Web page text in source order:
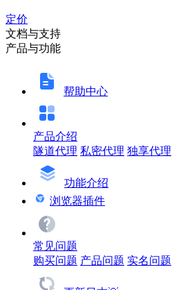
定价
文档与支持
产品与功能
帮助中心
产品介绍
隧道代理 私密代理 独享代理
功能介绍
浏览器插件
常见问题
购买问题 产品问题 实名问题